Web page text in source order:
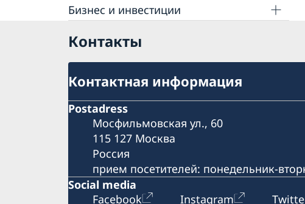
Бизнес и инвестиции
Бизнес-завтраки для шведских компаний
Контакты
Контактная информация
Postadress
Мосфильмовская ул., 60
115 127 Москва
Россия
прием посетителей: понедельник-
Social media
Facebook
Instagram